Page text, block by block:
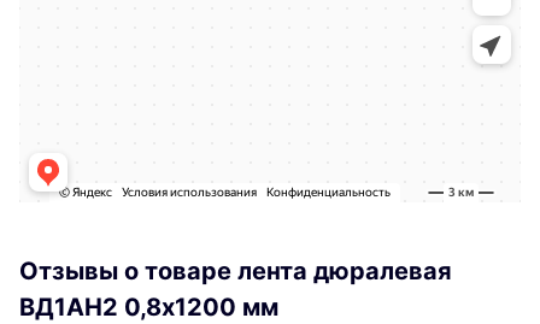
Отзывы о товаре лента дюралевая
ВД1АН2 0,8х1200 мм